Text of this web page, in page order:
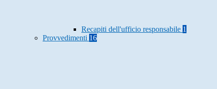
Recapiti dell'ufficio responsabile 1
Provvedimenti 16